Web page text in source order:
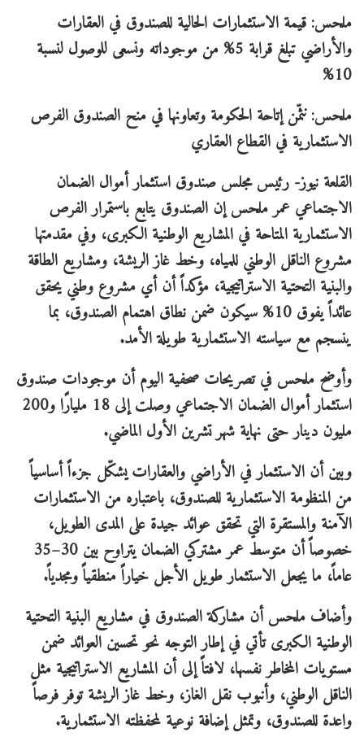
ملحس: قيمة الاستثمارات الحالية للصندوق في العقارات
والأراضي تبلغ قرابة 5% من موجوداته ونسعى للوصول لنسبة
10%
ملحس: نثمّن إتاحة الحكومة وتعاونها في منح الصندوق الفرص
الاستثمارية في القطاع العقاري
القلعة نيوز- رئيس مجلس صندوق استثمار أموال الضمان
الاجتماعي عمر ملحس إن الصندوق يتابع باستمرار الفرص
الاستثمارية المتاحة في المشاريع الوطنية الكبرى، وفي مقدمتها
مشروع الناقل الوطني للمياه، وخط غاز الريشة، ومشاريع الطاقة
والبنية التحتية الاستراتيجية، مؤكداً أن أي مشروع وطني يحقق
عائداً يفوق 10% سيكون ضمن نطاق اهتمام الصندوق، بما
ينسجم مع سياسته الاستثمارية طويلة الأمد.
وأوضح ملحس في تصريحات صحفية اليوم أن موجودات صندوق
استثمار أموال الضمان الاجتماعي وصلت إلى 18 مليارًا و200
مليون دينار حتى نهاية شهر تشرين الأول الماضي.
وبين أن الاستثمار في الأراضي والعقارات يشكّل جزءاً أساسياً
من المنظومة الاستثمارية للصندوق، باعتباره من الاستثمارات
الآمنة والمستقرة التي تحقق عوائد جيدة على المدى الطويل،
خصوصاً أن متوسط عمر مشتركي الضمان يتراوح بين 30–35
عاماً، ما يجعل الاستثمار طويل الأجل خياراً منطقياً ومجدياً.
وأضاف ملحس أن مشاركة الصندوق في مشاريع البنية التحتية
الوطنية الكبرى تأتي في إطار التوجه نحو تحسين العوائد ضمن
مستويات المخاطر نفسها، لافتاً إلى أن المشاريع الاستراتيجية مثل
الناقل الوطني، وأنبوب نقل الغاز، وخط غاز الريشة توفر فرصاً
واعدة للصندوق، وتمثل إضافة نوعية لمحفظته الاستثمارية.